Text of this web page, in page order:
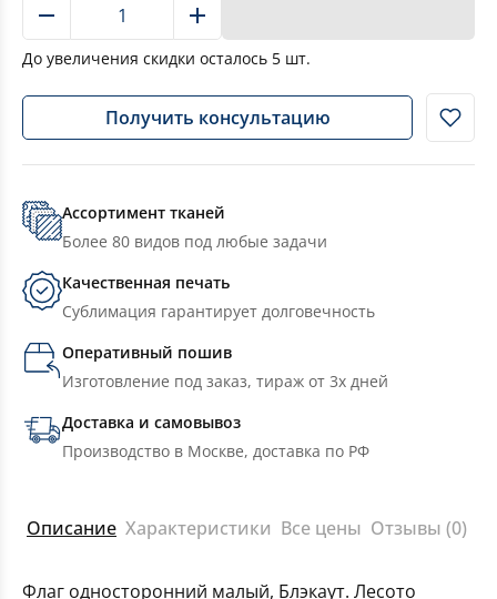
До увеличения скидки осталось 5 шт.
Получить консультацию
Ассортимент тканей
Более 80 видов под любые задачи
Качественная печать
Сублимация гарантирует долговечность
Оперативный пошив
Изготовление под заказ, тираж от 3х дней
Доставка и самовывоз
Производство в Москве, доставка по РФ
Описание Характеристики Все цены Отзывы (0)
Флаг односторонний малый, Блэкаут. Лесото